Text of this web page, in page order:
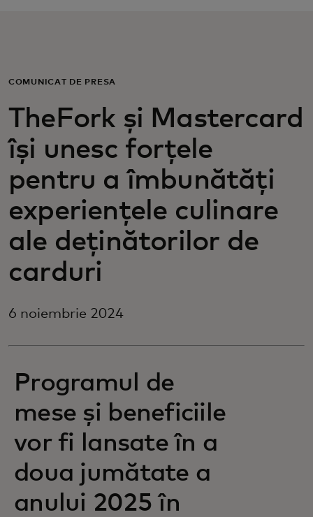
Pentru întreaga lume
Pentru inovatori
Știri și tendințe
COMUNICAT DE PRESĂ
TheFork și Mastercard
își unesc forțele
pentru a îmbunătăți
experiențele culinare
ale deținătorilor de
carduri
6 noiembrie 2024
Programul de
mese și beneficiile
vor fi lansate în a
doua jumătate a
anului 2025 în